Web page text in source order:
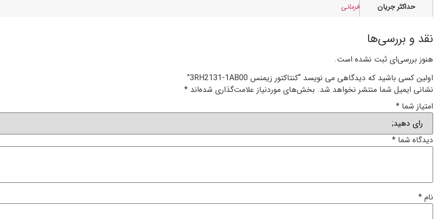
حداکثر جریان فرمانی
نقد و بررسی‌ها
هنوز بررسی‌ای ثبت نشده است.
اولین کسی باشید که دیدگاهی می نویسد “کنتاکتور زیمنس 3RH2131-1AB00”
نشانی ایمیل شما منتشر نخواهد شد. بخش‌های موردنیاز علامت‌گذاری شده‌اند *
امتیاز شما *
دیدگاه شما *
نام *